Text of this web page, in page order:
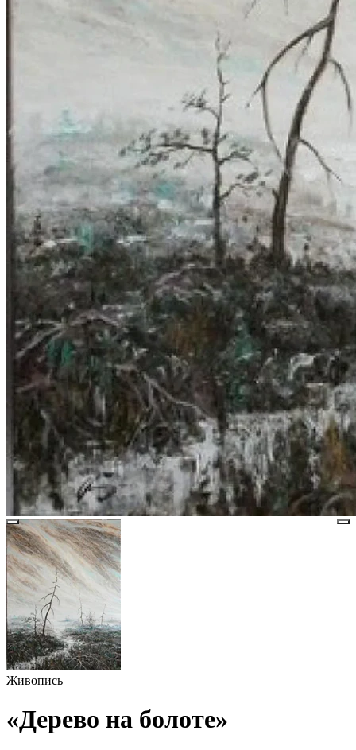
Живопись
«Дерево на болоте»